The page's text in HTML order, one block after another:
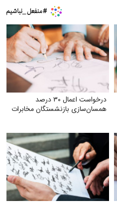
درخواست اعمال ۳۰ درصد
همسان‌سازی بازنشستگان مخابرات